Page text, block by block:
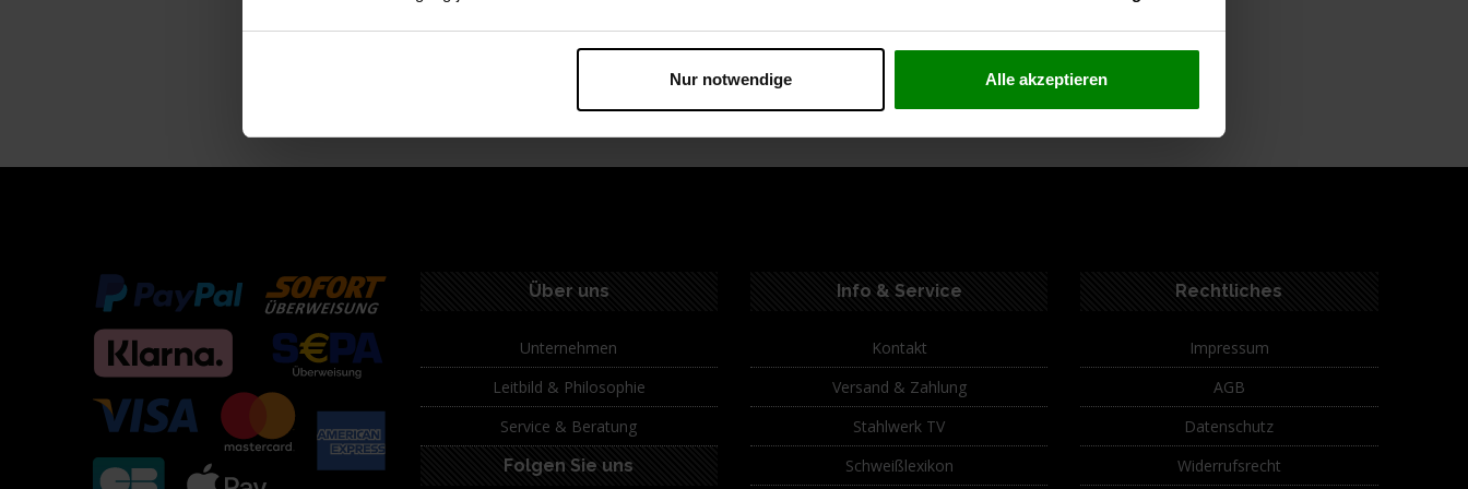
Nur notwendige Alle akzeptieren
Spezifikationen Technische Daten Lieferumfang
Über uns
Unternehmen
Leitbild & Philosophie
Service & Beratung
Folgen Sie uns
Info & Service
Kontakt
Versand & Zahlung
Stahlwerk TV
Schweißlexikon
Rechtliches
Impressum
AGB
Datenschutz
Widerrufsrecht